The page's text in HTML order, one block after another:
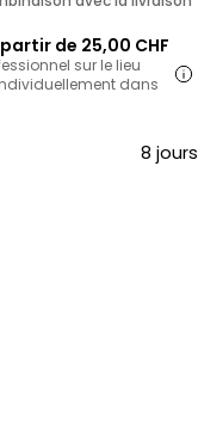
de 25,00 CHF
sur le lieu
dans
8 jours